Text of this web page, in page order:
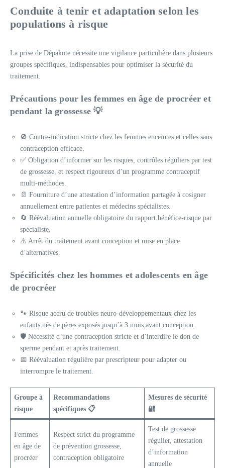
Conduite à tenir et adaptation selon les
populations à risque
La prise de Dépakote nécessite une vigilance particulière dans plusieurs
groupes spécifiques, indispensables pour optimiser la sécurité du
traitement.
Précautions pour les femmes en âge de procréer et
pendant la grossesse 💡
🚫 Contre-indication stricte chez les femmes enceintes et celles sans
contraception efficace.
✅ Obligation d’informer sur les risques, contrôles réguliers par test
de grossesse, et respect rigoureux d’un programme contraceptif
multi-méthodes.
📄 Fourniture d’une attestation d’information partagée à cosigner
annuellement entre patientes et médecins spécialistes.
🔄 Réévaluation annuelle obligatoire du rapport bénéfice-risque par
spécialiste.
⚠️ Arrêt du traitement avant conception et mise en place
d’alternatives.
Spécificités chez les hommes et adolescents en âge
de procréer
🐾 Risque accru de troubles neuro-développementaux chez les
enfants nés de pères exposés jusqu’à 3 mois avant conception.
🛡️ Nécessité d’une contraception stricte et d’interdire le don de
sperme pendant et après traitement.
📅 Réévaluation régulière par prescripteur pour adapter ou
interrompre le traitement.
Groupe à
risque
Recommandations
spécifiques 📋
Mesures de sécurité
🔐
Femmes
en âge de
procréer
Respect strict du programme
de prévention grossesse,
contraception obligatoire
Test de grossesse
régulier, attestation
d’information
annuelle